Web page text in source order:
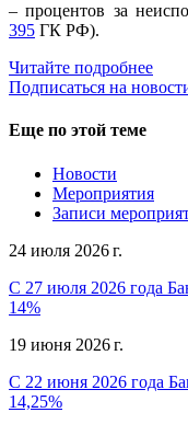
– процентов за
395 ГК РФ).
Читайте подробнее
Подписаться на
Еще по этой теме
Новости
Мероприятия
Записи
24 июля 2026 г.
С 27 июля 2026 года
14%
19 июня 2026 г.
С 22 июня 2026 года
14,25%